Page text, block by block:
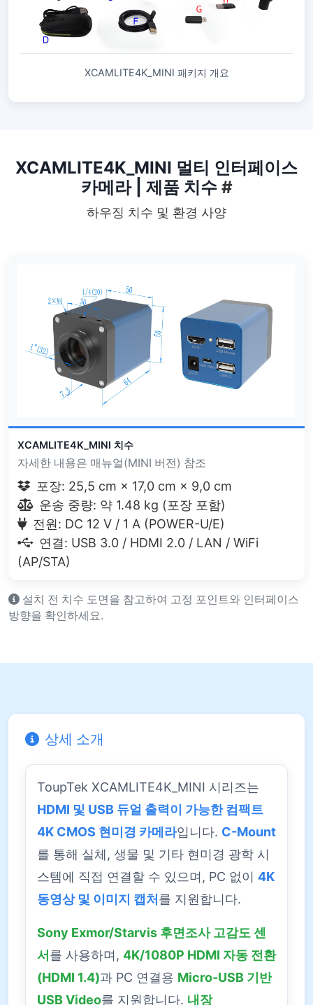
XCAMLITE4K_MINI 패키지 개요
XCAMLITE4K_MINI 멀티 인터페이스
카메라 | 제품 치수 #
하우징 치수 및 환경 사양
XCAMLITE4K_MINI 치수
자세한 내용은 매뉴얼(MINI 버전) 참조
포장: 25,5 cm × 17,0 cm × 9,0 cm
운송 중량: 약 1.48 kg (포장 포함)
전원: DC 12 V / 1 A (POWER-U/E)
연결: USB 3.0 / HDMI 2.0 / LAN / WiFi
(AP/STA)
설치 전 치수 도면을 참고하여 고정 포인트와 인터페이스
방향을 확인하세요.
상세 소개
ToupTek XCAMLITE4K_MINI 시리즈는
HDMI 및 USB 듀얼 출력이 가능한 컴팩트
4K CMOS 현미경 카메라입니다. C-Mount
를 통해 실체, 생물 및 기타 현미경 광학 시
스템에 직접 연결할 수 있으며, PC 없이 4K
동영상 및 이미지 캡처를 지원합니다.
Sony Exmor/Starvis 후면조사 고감도 센
서를 사용하며, 4K/1080P HDMI 자동 전환
(HDMI 1.4)과 PC 연결용 Micro-USB 기반
USB Video를 지원합니다. 내장